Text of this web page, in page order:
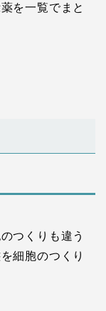
を一覧でまと
つくりも違う
細胞のつくり